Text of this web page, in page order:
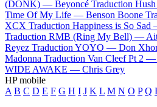
(DONK) — Beyoncé Traduction
Time Of My Life — Benson Boone
XCX Traduction Happiness is So
Traduction RMB (Ring My Bell) —
Reyez Traduction YOYO — Don
Madonna Traduction Van Cleef Pt 2 —
WIDE AWAKE — Chris Grey
HP mobile
A B C D E F G H I J K L M N O P Q